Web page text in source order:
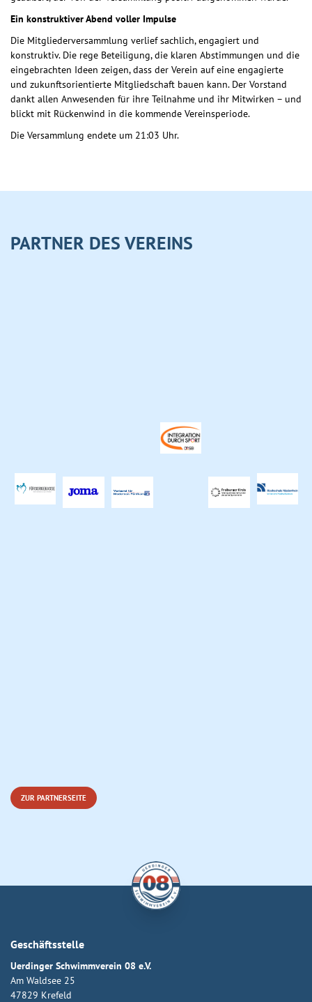
Ein konstruktiver Abend voller Impulse
Die Mitgliederversammlung verlief sachlich, engagiert und
konstruktiv. Die rege Beteiligung, die klaren Abstimmungen und die
eingebrachten Ideen zeigen, dass der Verein auf eine engagierte
und zukunftsorientierte Mitgliedschaft bauen kann. Der Vorstand
dankt allen Anwesenden für ihre Teilnahme und ihr Mitwirken – und
blickt mit Rückenwind in die kommende Vereinsperiode.
Die Versammlung endete um 21:03 Uhr.
PARTNER DES VEREINS
ZUR PARTNERSEITE
Geschäftsstelle
Uerdinger Schwimmverein 08 e.V.
Am Waldsee 25
47829 Krefeld